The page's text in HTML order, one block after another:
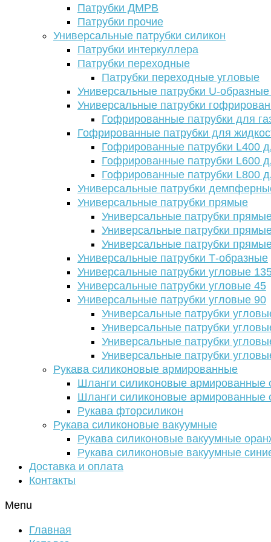
Патрубки ДМРВ
Патрубки прочие
Универсальные патрубки силикон
Патрубки интеркуллера
Патрубки переходные
Патрубки переходные угловые
Универсальные патрубки U-
Универсальные патрубки
Гофрированные патрубки для
Гофрированные патрубки для
Гофрированные патрубки L400
Гофрированные патрубки L600
Гофрированные патрубки L800
Универсальные патрубки
Универсальные патрубки прямые
Универсальные патрубки
Универсальные патрубки
Универсальные патрубки
Универсальные патрубки Т-образные
Универсальные патрубки угловые
Универсальные патрубки угловые 45
Универсальные патрубки угловые 90
Универсальные патрубки
Универсальные патрубки
Универсальные патрубки
Универсальные патрубки
Рукава силиконовые армированные
Шланги силиконовые армированные
Шланги силиконовые армированные
Рукава фторсиликон
Рукава силиконовые вакуумные
Рукава силиконовые вакуумные
Рукава силиконовые вакуумные
Доставка и оплата
Контакты
Menu
Главная